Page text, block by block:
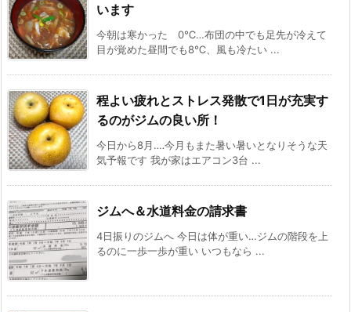
います
今朝は寒かった 0℃…布団の中でも足先が冷えて
目が覚めた昼間でも8℃、風も冷たい ...
程よい疲れとストレス発散で1日が充実す
るのがジムの良い所！
今日から8月‥‥今月もまた暑い暑いとなりそうな天
気予報です 我が家はエアコン3台 ...
ジムへ＆水道料金の請求書
4日振りのジムへ 今日は体が重い…ジムの階段を上
るのに一歩一歩が重い いつもなら ...